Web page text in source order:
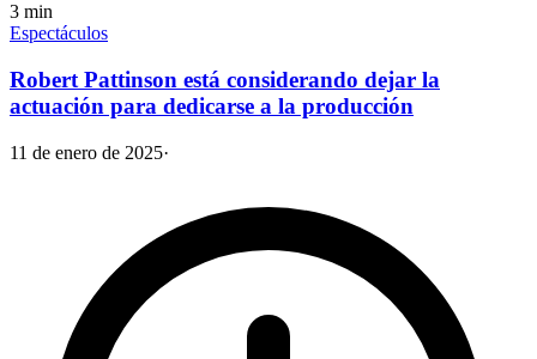
3 min
Espectáculos
Robert Pattinson está considerando dejar la
actuación para dedicarse a la producción
11 de enero de 2025·